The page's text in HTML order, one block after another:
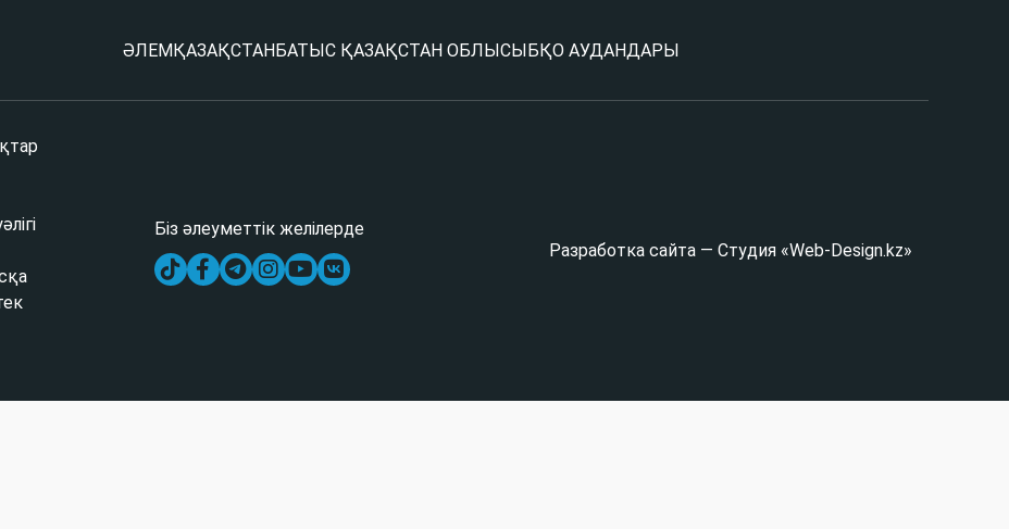
ӘЛЕМ ҚАЗАҚСТАН БАТЫС ҚАЗАҚСТАН ОБЛЫСЫ БҚО АУДАНДАРЫ
Біз әлеуметтік желілерде
Разработка сайта — Студия «Web-Design.kz»